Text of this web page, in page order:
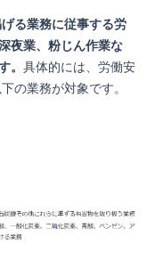
る業務に従事する労
夜業、粉じん作業な
。 具体的には、 労働安
の業務が対象です。